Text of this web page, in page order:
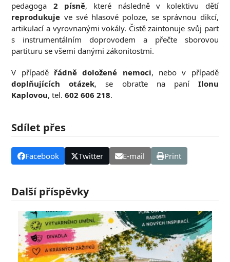
pedagoga 2 písně, které následně v kolektivu dětí
reprodukuje ve své hlasové poloze, se správnou dikcí,
artikulací a vyrovnanými vokály. Čistě zaintonuje svůj part
s instrumentálním doprovodem a přečte sborovou
partituru se všemi danými zákonitostmi.
V případěřádně doložené nemoci, nebo v případě
doplňujících otázek, se obraťte na paní Ilonu
Kaplovou, tel.602 606 218.
Sdílet přes
Facebook Twitter E-mail Print
Další příspěvky